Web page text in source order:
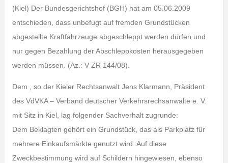
(Kiel) Der Bundesgerichtshof (BGH) hat am 05.06.2009
entschieden, dass unbefugt auf fremden Grundstücken
abgestellte Kraftfahrzeuge abgeschleppt werden dürfen und
nur gegen Bezahlung der Abschleppkosten herausgegeben
werden müssen. (Az.: V ZR 144/08).
Dem , so der Kieler Rechtsanwalt Jens Klarmann, Präsident
des VdVKA – Verband deutscher Verkehrsrechsanwälte e. V.
mit Sitz in Kiel, lag folgender Sachverhalt zugrunde:
Dem Beklagten gehört ein Grundstück, das als Parkplatz für
mehrere Einkaufsmärkte genutzt wird. Auf diese
Zweckbestimmung wird auf Schildern hingewiesen, ebenso